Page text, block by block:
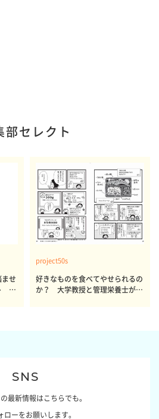
部セレクト
せ
体
project50s
好きなものを食べてやせられるの
か？ 大学教授と管理栄養士が出
SNS
最新情報はこちらでも。
ローをお願いします。